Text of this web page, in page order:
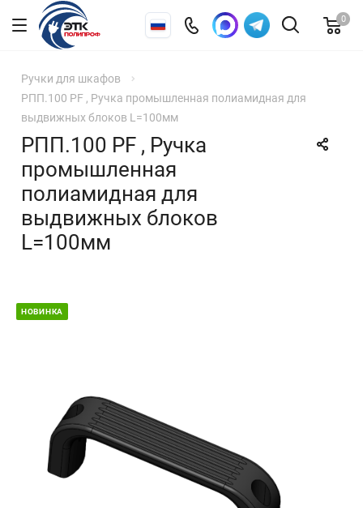
0
Ручки для шкафов
РПП.100 PF , Ручка промышленная полиамидная для
выдвижных блоков L=100мм
РПП.100 PF , Ручка
промышленная
полиамидная для
выдвижных блоков
L=100мм
НОВИНКА